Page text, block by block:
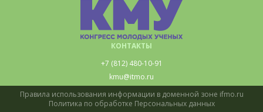
КОНТАКТЫ
+7 (812) 480-10-91
kmu@itmo.ru
Правила использования информации в доменной зоне ifmo.ru
Политика по обработке Персональных данных